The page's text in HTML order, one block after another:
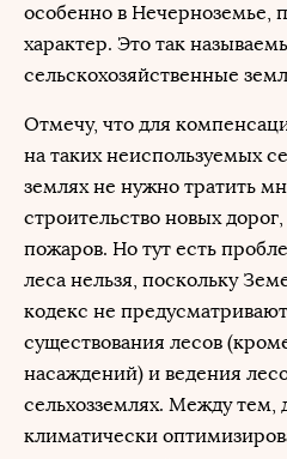
особенно в Нечерноземье,
характер. Это так
сельскохозяйственные
Отмечу, что для
на таких неиспользуемых
землях не нужно тратить
строительство новых
пожаров. Но тут есть
леса нельзя, поскольку
кодекс не
существования лесов
насаждений) и ведения
сельхозземлях. Между тем,
климатически